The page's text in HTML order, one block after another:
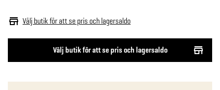
Välj butik för att se pris och lagersaldo
Välj butik för att se pris och lagersaldo